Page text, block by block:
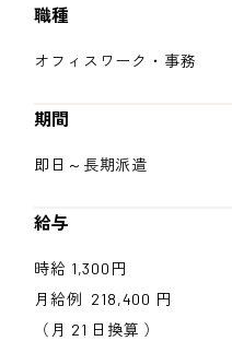
職種
オフィスワーク・事務
期間
即日～長期派遣
給与
時給 1,300円
月給例 218,400 円
（月 21 日換算 ）